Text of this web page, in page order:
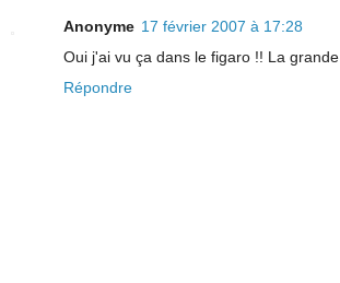
Anonyme 17 février 2007 à 17:28
Oui j'ai vu ça dans le figaro !! La
Répondre